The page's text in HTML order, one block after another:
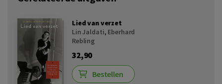
Lied van verzet
Lin Jaldati, Eberhard
Rebling
32,90
Bestellen